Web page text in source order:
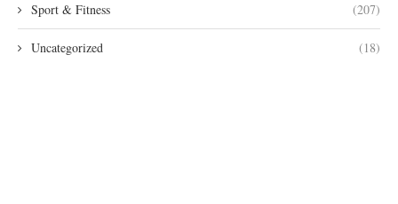
Sport & Fitness (207)
Uncategorized (18)